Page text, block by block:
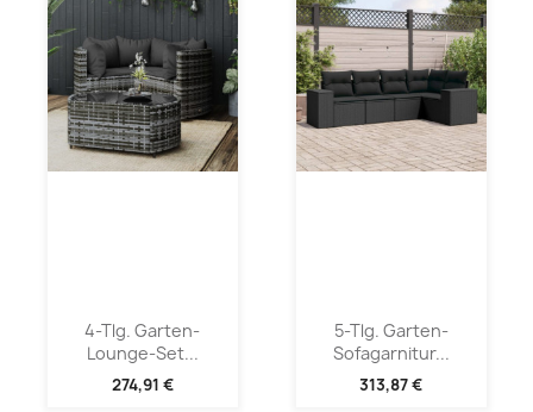
4-Tlg. Garten-
Lounge-Set...
274,91 €
5-Tlg. Garten-
Sofagarnitur...
313,87 €